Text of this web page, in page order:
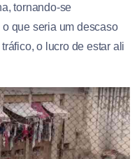
tornando-se
que seria um descaso
o lucro de estar ali